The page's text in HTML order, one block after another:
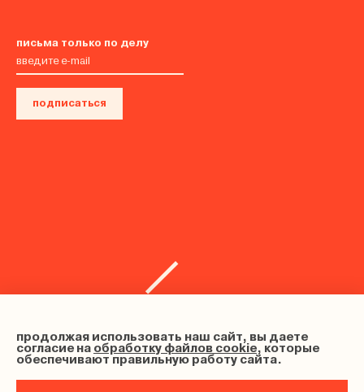
письма только по делу
подписаться
продолжая использовать наш сайт, вы даете
согласие на обработку файлов cookie, которые
обеспечивают правильную работу сайта.